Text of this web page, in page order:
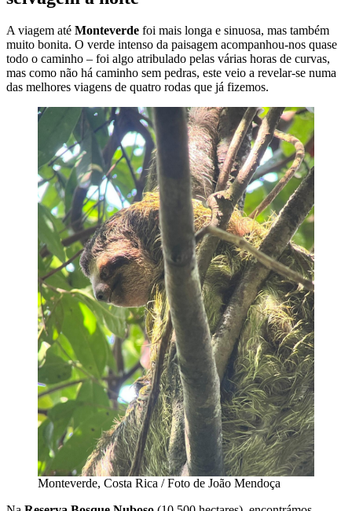
A viagem até Monteverde foi mais longa e sinuosa, mas também
muito bonita. O verde intenso da paisagem acompanhou-nos quase
todo o caminho – foi algo atribulado pelas várias horas de curvas,
mas como não há caminho sem pedras, este veio a revelar-se numa
das melhores viagens de quatro rodas que já fizemos.
Monteverde, Costa Rica / Foto de João Mendoça